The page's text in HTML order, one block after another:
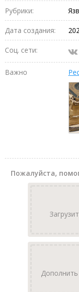
Рубрики:
Дата создания:
Соц. сети:
Важно
Пожалуйста,